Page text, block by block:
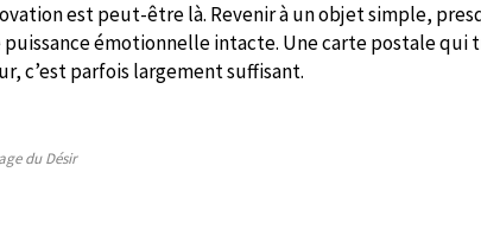
est peut-être là. Revenir à un objet simple,
puissance émotionnelle intacte. Une carte postale qui
c’est parfois largement suffisant.
du Désir